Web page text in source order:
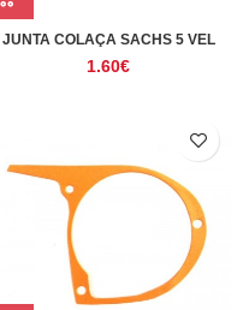
JUNTA COLAÇA SACHS 5 VEL
1.60€